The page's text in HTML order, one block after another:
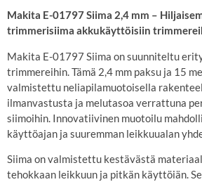
Makita E-01797 Siima 2,4 mm –
trimmerisiima akkukäyttöisiin
Makita E-01797 Siima on suunniteltu
trimmereihin. Tämä 2,4 mm paksu ja 15
valmistettu neliapilamuotoisella
ilmanvastusta ja melutasoa verrattuna
siimoihin. Innovatiivinen muotoilu
käyttöajan ja suuremman leikkuualan
Siima on valmistettu kestävästä
tehokkaan leikkuun ja pitkän käyttöiän.